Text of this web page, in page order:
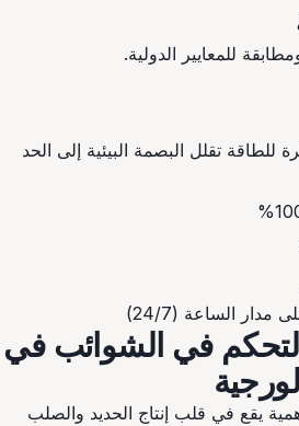
للمعايير الدولية.
للطاقة تقلل البصمة البيئية إلى الحد
الساعة (24/7)
في الشوائب في
يقع في قلب إنتاج الحديد والصلب